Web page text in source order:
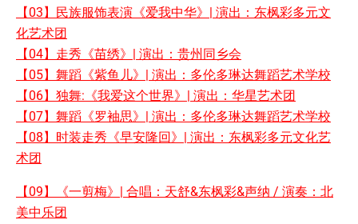
【03】民族服饰表演《爱我中华》| 演出：东枫彩多元文
化艺术团
【04】走秀《苗绣》| 演出：贵州同乡会
【05】舞蹈《紫鱼儿》| 演出：多伦多琳达舞蹈艺术学校
【06】独舞:《我爱这个世界》| 演出：华星艺术团
【07】舞蹈《罗袖思》| 演出：多伦多琳达舞蹈艺术学校
【08】时装走秀《早安隆回》| 演出：东枫彩多元文化艺
术团
【09】《一剪梅》| 合唱：天舒&东枫彩&声纳 / 演奏：北
美中乐团